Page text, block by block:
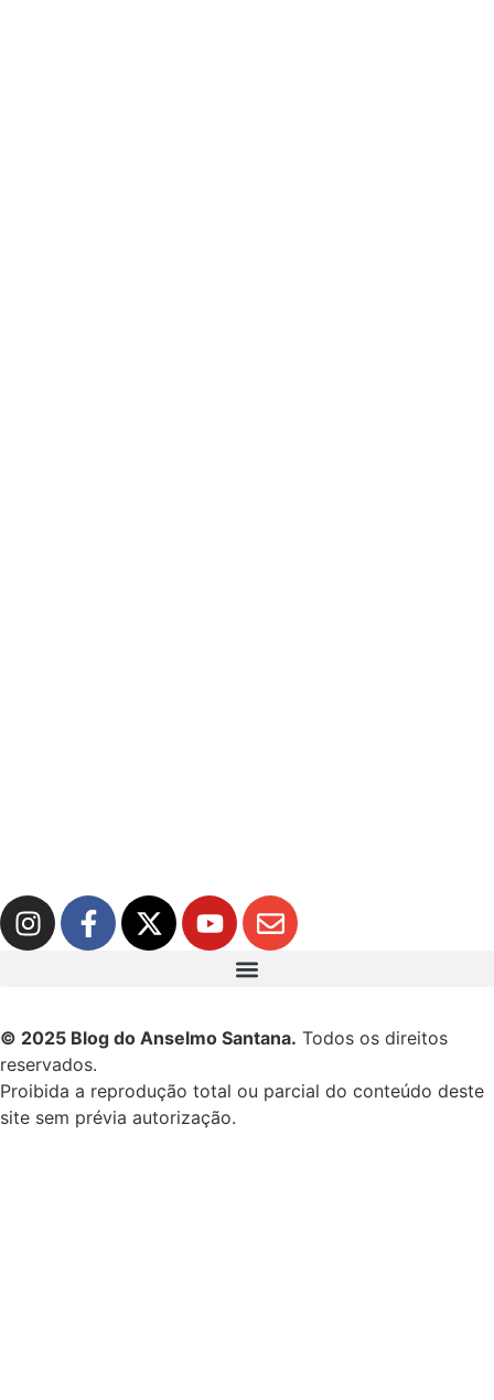
© 2025 Blog do Anselmo Santana. Todos os direitos
reservados.
Proibida a reprodução total ou parcial do conteúdo deste
site sem prévia autorização.